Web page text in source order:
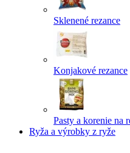
Sklenené rezance
Konjakové rezance
Pasty a korenie na
Ryža a výrobky z ryže